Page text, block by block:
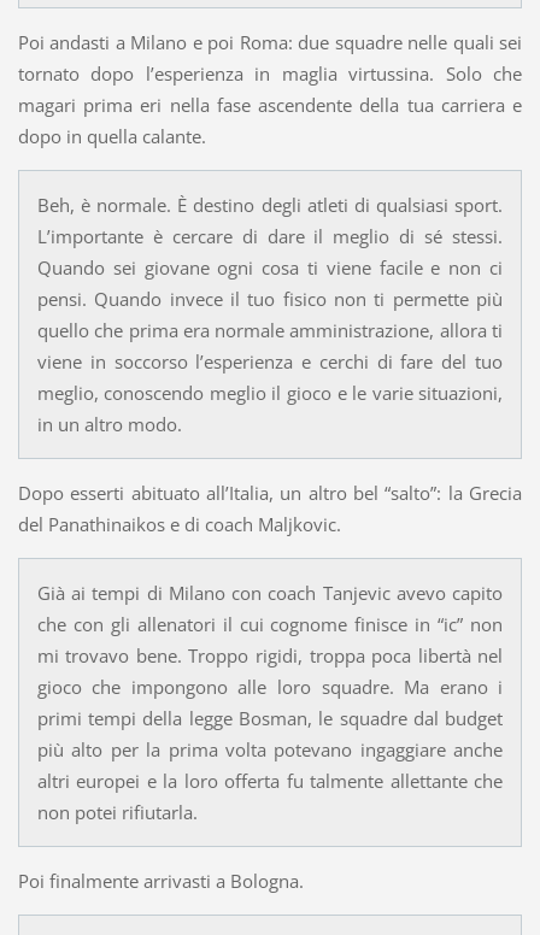
Poi andasti a Milano e poi Roma: due squadre nelle quali sei
tornato dopo l’esperienza in maglia virtussina. Solo che
magari prima eri nella fase ascendente della tua carriera e
dopo in quella calante.
Beh, è normale. È destino degli atleti di qualsiasi sport.
L’importante è cercare di dare il meglio di sé stessi.
Quando sei giovane ogni cosa ti viene facile e non ci
pensi. Quando invece il tuo fisico non ti permette più
quello che prima era normale amministrazione, allora ti
viene in soccorso l’esperienza e cerchi di fare del tuo
meglio, conoscendo meglio il gioco e le varie situazioni,
in un altro modo.
Dopo esserti abituato all’Italia, un altro bel “salto”: la Grecia
del Panathinaikos e di coach Maljkovic.
Già ai tempi di Milano con coach Tanjevic avevo capito
che con gli allenatori il cui cognome finisce in “ic” non
mi trovavo bene. Troppo rigidi, troppa poca libertà nel
gioco che impongono alle loro squadre. Ma erano i
primi tempi della legge Bosman, le squadre dal budget
più alto per la prima volta potevano ingaggiare anche
altri europei e la loro offerta fu talmente allettante che
non potei rifiutarla.
Poi finalmente arrivasti a Bologna.